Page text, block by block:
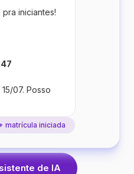
iniciantes!
07. Posso
matrícula iniciada
de IA